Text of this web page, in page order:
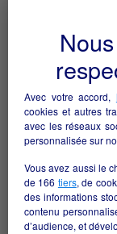
Avec votre accord,
cookies et autres
avec les réseaux
personnalisée sur
Vous avez aussi le
de 166 tiers, de
des informations
contenu
d’audience, et